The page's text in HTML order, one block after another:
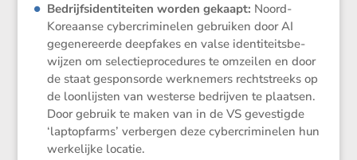
Bedrijfsi­den­ti­teiten worden gekaapt: Noord-
Koreaanse cyber­cri­mi­nelen gebruiken door AI
gegene­reerde deepfakes en valse identi­teits­be­
wijzen om selec­tie­pro­ce­dures te omzeilen en door
de staat gespon­sorde werkne­mers recht­streeks op
de loonlijsten van westerse bedrijven te plaatsen.
Door gebruik te maken van in de VS geves­tigde
‘laptop­farms’ verbergen deze cyber­cri­mi­nelen hun
werke­lijke locatie.